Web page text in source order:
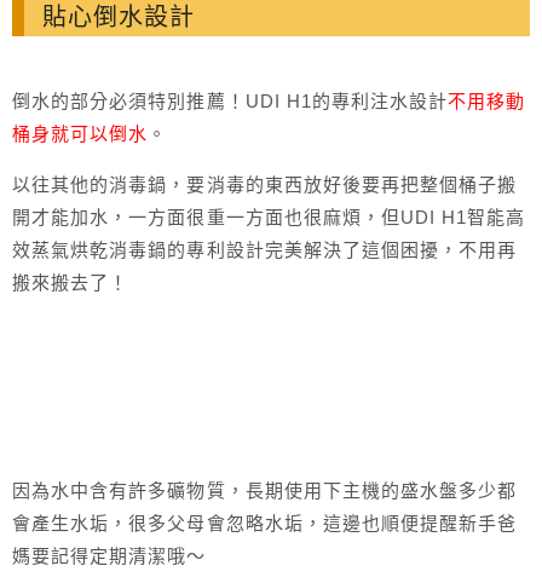
貼心倒水設計
倒水的部分必須特別推薦！UDI H1的專利注水設計不用移動
桶身就可以倒水 。
以往其他的消毒鍋，要消毒的東西放好後要再把整個桶子搬
開才能加水，一方面很重一方面也很麻煩，但UDI H1智能高
效蒸氣烘乾消毒鍋的專利設計完美解決了這個困擾，不用再
搬來搬去了！
因為水中含有許多礦物質，長期使用下主機的盛水盤多少都
會產生水垢，很多父母會忽略水垢，這邊也順便提醒新手爸
媽要記得定期清潔哦～